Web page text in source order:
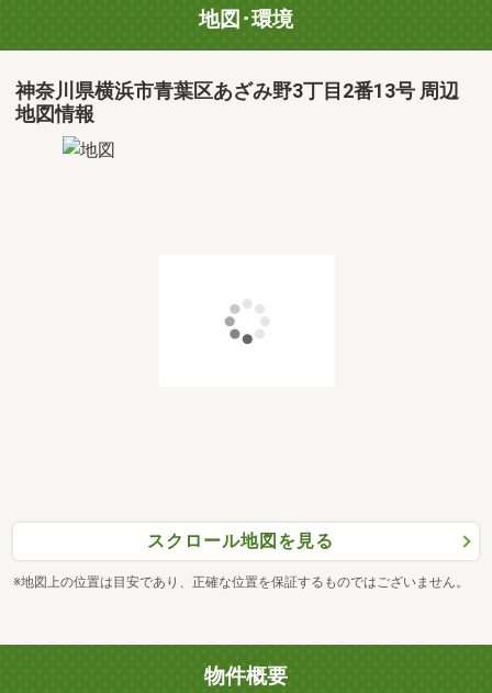
地図･環境
神奈川県横浜市青葉区あざみ野3丁目2番13号 周辺
地図情報
スクロール地図を見る
※地図上の位置は目安であり、正確な位置を保証するものではございません。
物件概要